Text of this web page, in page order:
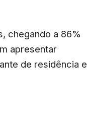
chegando a 86%
apresentar
de residência e